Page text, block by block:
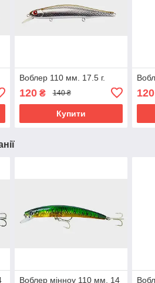
Воблер 110 мм. 17.5 г.
120₴ 140 ₴
Купити
120
Воблер мінноу 110 мм, 14